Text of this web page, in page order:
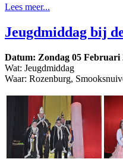
Lees meer...
Jeugdmiddag bij
Datum: Zondag 05 Februari
Wat: Jeugdmiddag
Waar: Rozenburg,